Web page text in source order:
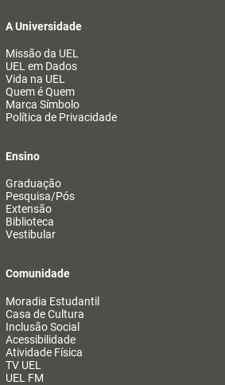
A Universidade
Missão da UEL
UEL em Dados
Vida na UEL
Quem é Quem
Marca Símbolo
Política de Privacidade
Ensino
Graduação
Pesquisa/Pós
Extensão
Biblioteca
Vestibular
Comunidade
Moradia Estudantil
Casa de Cultura
Inclusão Social
Acessibilidade
Atividade Física
TV UEL
UEL FM